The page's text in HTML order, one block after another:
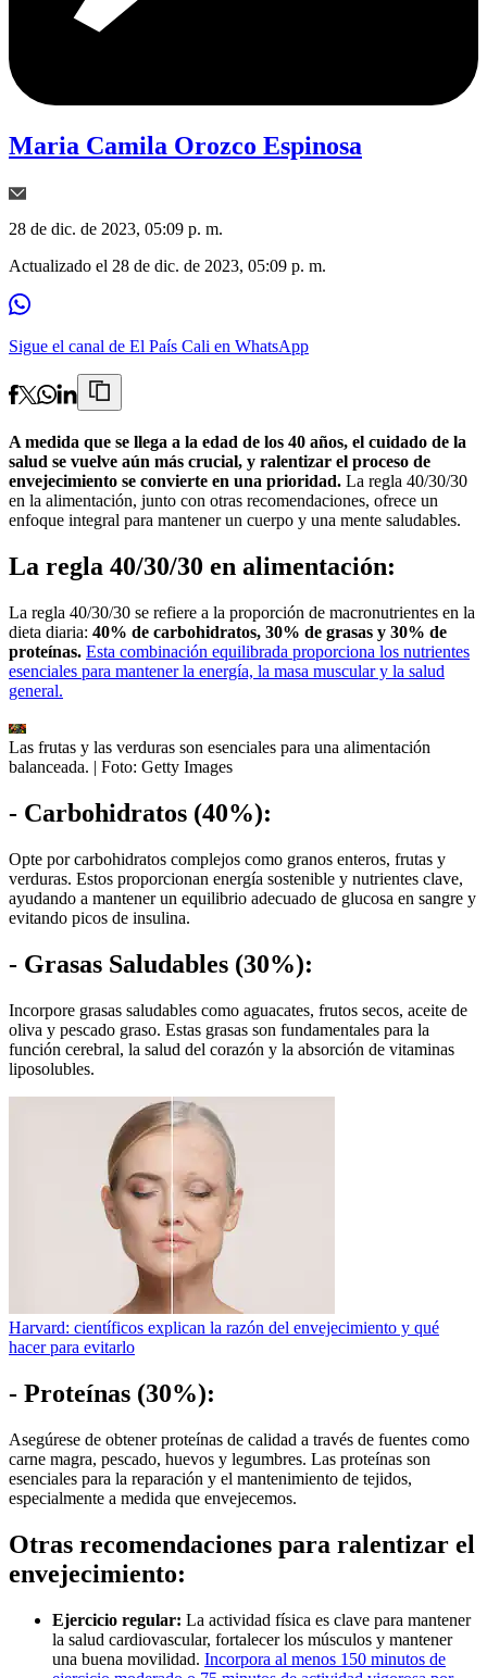
Maria Camila Orozco Espinosa
28 de dic. de 2023, 05:09 p. m.
Actualizado el 28 de dic. de 2023, 05:09 p. m.
Sigue el canal de El País Cali en WhatsApp
A medida que se llega a la edad de los 40 años, el cuidado de la
salud se vuelve aún más crucial, y ralentizar el proceso de
envejecimiento se convierte en una prioridad. La regla 40/30/30
en la alimentación, junto con otras recomendaciones, ofrece un
enfoque integral para mantener un cuerpo y una mente saludables.
La regla 40/30/30 en alimentación:
La regla 40/30/30 se refiere a la proporción de macronutrientes en la
dieta diaria: 40% de carbohidratos, 30% de grasas y 30% de
proteínas. Esta combinación equilibrada proporciona los nutrientes
esenciales para mantener la energía, la masa muscular y la salud
general.
Las frutas y las verduras son esenciales para una alimentación
balanceada. | Foto: Getty Images
- Carbohidratos (40%):
Opte por carbohidratos complejos como granos enteros, frutas y
verduras. Estos proporcionan energía sostenible y nutrientes clave,
ayudando a mantener un equilibrio adecuado de glucosa en sangre y
evitando picos de insulina.
- Grasas Saludables (30%):
Incorpore grasas saludables como aguacates, frutos secos, aceite de
oliva y pescado graso. Estas grasas son fundamentales para la
función cerebral, la salud del corazón y la absorción de vitaminas
liposolubles.
Harvard: científicos explican la razón del envejecimiento y qué
hacer para evitarlo
- Proteínas (30%):
Asegúrese de obtener proteínas de calidad a través de fuentes como
carne magra, pescado, huevos y legumbres. Las proteínas son
esenciales para la reparación y el mantenimiento de tejidos,
especialmente a medida que envejecemos.
Otras recomendaciones para ralentizar el
envejecimiento:
Ejercicio regular: La actividad física es clave para mantener
la salud cardiovascular, fortalecer los músculos y mantener
una buena movilidad. Incorpora al menos 150 minutos de